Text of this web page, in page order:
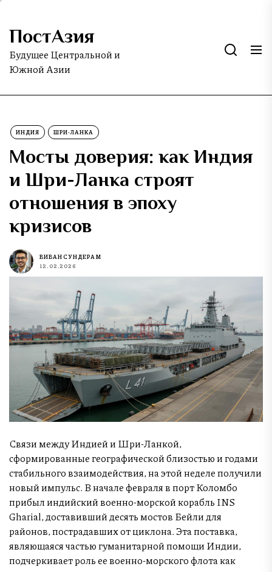
Skip
the
content
ПостАзия
Будущее Центральной и
Южной Азии
ИНДИЯ ШРИ-ЛАНКА
Мосты доверия: как Индия
и Шри-Ланка строят
отношения в эпоху
кризисов
ВИВАН СУНДЕРАМ
12.02.2026
Связи между Индией и Шри-Ланкой,
сформированные географической близостью и годами
стабильного взаимодействия, на этой неделе получили
новый импульс. В начале февраля в порт Коломбо
прибыл индийский военно-морской корабль INS
Gharial, доставивший десять мостов Бейли для
районов, пострадавших от циклона. Эта поставка,
являющаяся частью гуманитарной помощи Индии,
подчеркивает роль ее военно-морского флота как